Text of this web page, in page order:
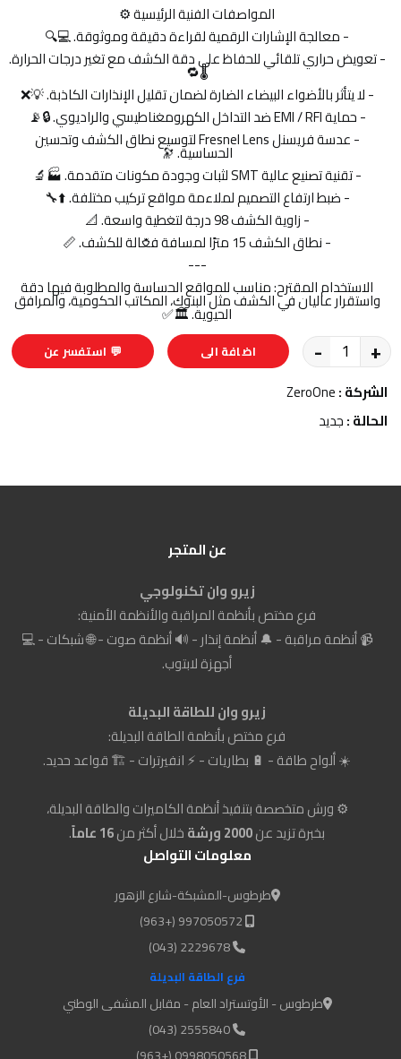
المواصفات الفنية الرئيسية ⚙️
- معالجة الإشارات الرقمية لقراءة دقيقة وموثوقة. 💻🔍
- تعويض حراري تلقائي للحفاظ على دقة الكشف مع تغير درجات الحرارة.
🌡️🔁
- لا يتأثر بالأضواء البيضاء الضارة لضمان تقليل الإنذارات الكاذبة. 💡❌
- حماية EMI / RFI ضد التداخل الكهرومغناطيسي والراديوي. 🔒📡
- عدسة فريسنل Fresnel Lens لتوسيع نطاق الكشف وتحسين
الحساسية. 🔭
- تقنية تصنيع عالية SMT لثبات وجودة مكونات متقدمة. 🏭🔬
- ضبط ارتفاع التصميم لملاءمة مواقع تركيب مختلفة. ⬆️🔧
- زاوية الكشف 98 درجة لتغطية واسعة. 📐
- نطاق الكشف 15 مترًا لمسافة فعّالة للكشف. 📏
---
الاستخدام المقترح: مناسب للمواقع الحساسة والمطلوبة فيها دقة
واستقرار عاليان في الكشف مثل البنوك، المكاتب الحكومية، والمرافق
الحيوية. 🏛️✅
- +
اضافة الى
💬 استفسر عن
الشركة :ZeroOne
الحالة :جديد
عن المتجر
زيرو وان تكنولوجي
فرع مختص بأنظمة المراقبة والأنظمة الأمنية:
📹 أنظمة مراقبة - 🔔 أنظمة إنذار - 🔊 أنظمة صوت - 🌐 شبكات - 💻
أجهزة لابتوب.
زيرو وان للطاقة البديلة
فرع مختص بأنظمة الطاقة البديلة:
☀️ ألواح طاقة - 🔋 بطاريات - ⚡ انفيرترات - 🏗️ قواعد حديد.
⚙️ ورش متخصصة بتنفيذ أنظمة الكاميرات والطاقة البديلة،
بخبرة تزيد عن2000 ورشة خلال أكثر من16 عاماً
.
معلومات التواصل
طرطوس-المشبكة-شارع الزهور
2229678 (043)
فرع الطاقة البديلة
طرطوس - الأوتستراد العام - مقابل المشفى الوطني
2555840 (043)